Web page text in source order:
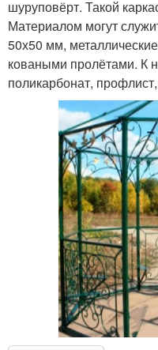
шуруповёрт. Такой
Материалом могут
50х50 мм,
коваными пролётами. К
поликарбонат,